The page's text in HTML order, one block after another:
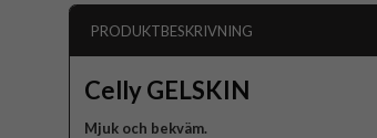
PRODUKTBESKRIVNING
Celly GELSKIN
Mjuk och bekväm.